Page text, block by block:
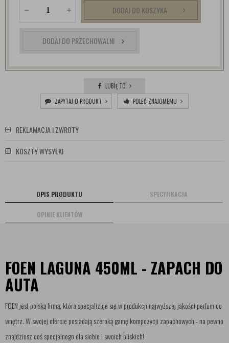
DODAJ DO KOSZYKA
DODAJ DO PRZECHOWALNI
LUBIĘ TO
ZAPYTAJ O PRODUKT
POLEĆ ZNAJOMEMU
REKLAMACJA I ZWROTY
KOSZTY WYSYŁKI
OPIS PRODUKTU SPECYFIKACJA
OPINIE KLIENTÓW
FOEN LAGUNA 450ML - ZAPACH DO
AUTA
FOEN jest polską firmą, która specjalizuje się w produkcji najwyższej jakości perfum do
wnętrz. W swojej ofercie posiadają szeroką gamę kompozycji zapachowych - na pewno
znajdziesz coś specjalnego dla siebie i swoich bliskich!